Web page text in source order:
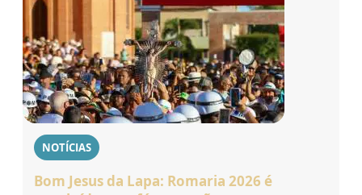
NOTÍCIAS
Bom Jesus da Lapa: Romaria 2026 é